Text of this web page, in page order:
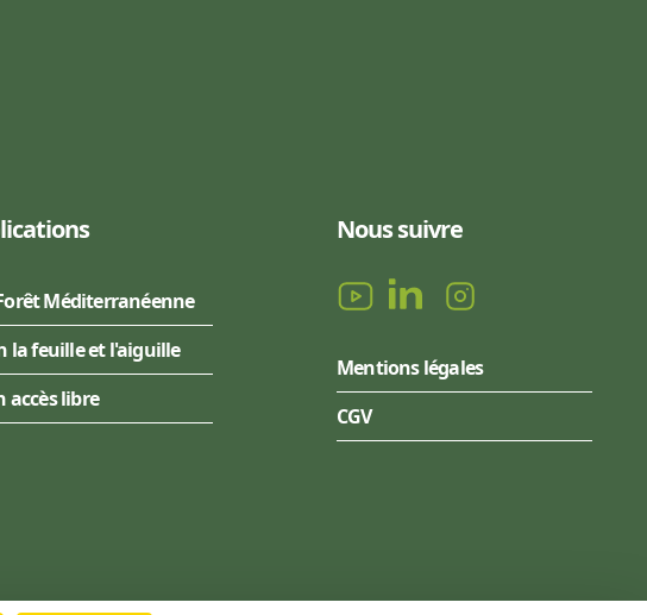
Méditerranéenne
la feuille et l'aiguille
accès libre
Nous suivre
Mentions légales
CGV